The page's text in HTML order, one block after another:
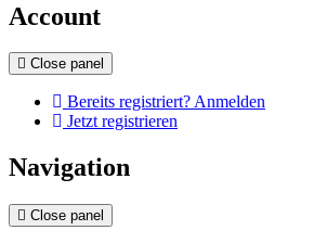
Account
Close panel
Bereits registriert? Anmelden
Jetzt registrieren
Navigation
Close panel